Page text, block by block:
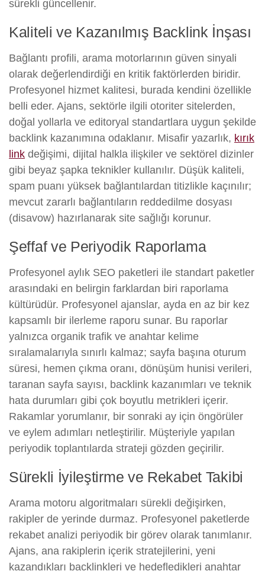
sürekli güncellenir.
Kaliteli ve Kazanılmış Backlink İnşası
Bağlantı profili, arama motorlarının güven sinyali
olarak değerlendirdiği en kritik faktörlerden biridir.
Profesyonel hizmet kalitesi, burada kendini özellikle
belli eder. Ajans, sektörle ilgili otoriter sitelerden,
doğal yollarla ve editoryal standartlara uygun şekilde
backlink kazanımına odaklanır. Misafir yazarlık, kırık
link değişimi, dijital halkla ilişkiler ve sektörel dizinler
gibi beyaz şapka teknikler kullanılır. Düşük kaliteli,
spam puanı yüksek bağlantılardan titizlikle kaçınılır;
mevcut zararlı bağlantıların reddedilme dosyası
(disavow) hazırlanarak site sağlığı korunur.
Şeffaf ve Periyodik Raporlama
Profesyonel aylık SEO paketleri ile standart paketler
arasındaki en belirgin farklardan biri raporlama
kültürüdür. Profesyonel ajanslar, ayda en az bir kez
kapsamlı bir ilerleme raporu sunar. Bu raporlar
yalnızca organik trafik ve anahtar kelime
sıralamalarıyla sınırlı kalmaz; sayfa başına oturum
süresi, hemen çıkma oranı, dönüşüm hunisi verileri,
taranan sayfa sayısı, backlink kazanımları ve teknik
hata durumları gibi çok boyutlu metrikleri içerir.
Rakamlar yorumlanır, bir sonraki ay için öngörüler
ve eylem adımları netleştirilir. Müşteriyle yapılan
periyodik toplantılarda strateji gözden geçirilir.
Sürekli İyileştirme ve Rekabet Takibi
Arama motoru algoritmaları sürekli değişirken,
rakipler de yerinde durmaz. Profesyonel paketlerde
rekabet analizi periyodik bir görev olarak tanımlanır.
Ajans, ana rakiplerin içerik stratejilerini, yeni
kazandıkları backlinkleri ve hedefledikleri anahtar